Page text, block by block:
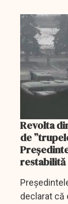
Revolta
de
restabilită
declarat că